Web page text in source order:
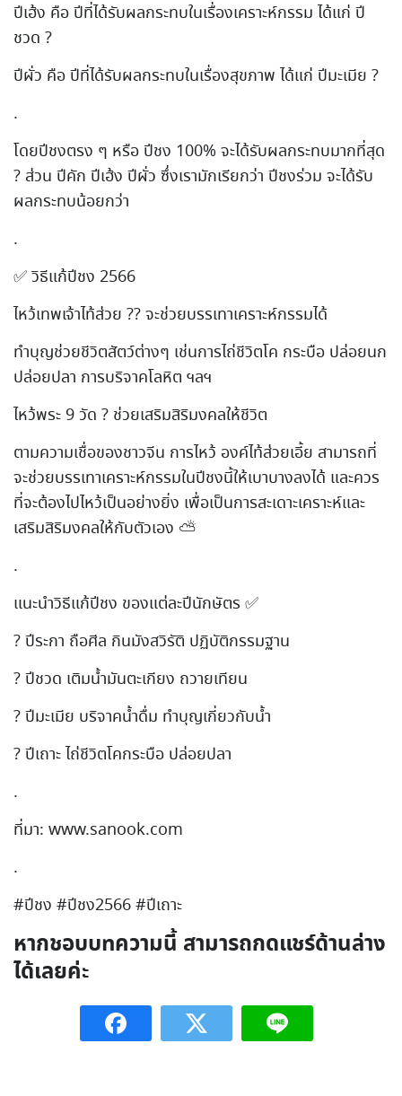
ปีเฮ้ง คือ ปีที่ได้รับผลกระทบในเรื่องเคราะห์กรรม ได้แก่ ปี
ชวด ?
ปีผั่ว คือ ปีที่ได้รับผลกระทบในเรื่องสุขภาพ ได้แก่ ปีมะเมีย ?
.
โดยปีชงตรง ๆ หรือ ปีชง 100% จะได้รับผลกระทบมากที่สุด
? ส่วน ปีคัก ปีเฮ้ง ปีผั่ว ซึ่งเรามักเรียกว่า ปีชงร่วม จะได้รับ
ผลกระทบน้อยกว่า
.
✅ วิธีแก้ปีชง 2566
ไหว้เทพเจ้าไท้ส่วย ?? จะช่วยบรรเทาเคราะห์กรรมได้
ทำบุญช่วยชีวิตสัตว์ต่างๆ เช่นการไถ่ชีวิตโค กระบือ ปล่อยนก
ปล่อยปลา การบริจาคโลหิต ฯลฯ
ไหว้พระ 9 วัด ? ช่วยเสริมสิริมงคลให้ชีวิต
ตามความเชื่อของชาวจีน การไหว้ องค์ไท้ส่วยเอี้ย สามารถที่
จะช่วยบรรเทาเคราะห์กรรมในปีชงนี้ให้เบาบางลงได้ และควร
ที่จะต้องไปไหว้เป็นอย่างยิ่ง เพื่อเป็นการสะเดาะเคราะห์และ
เสริมสิริมงคลให้กับตัวเอง ⛅️
.
แนะนำวิธีแก้ปีชง ของแต่ละปีนักษัตร ✅
? ปีระกา ถือศีล กินมังสวิรัติ ปฏิบัติกรรมฐาน
? ปีชวด เติมน้ำมันตะเกียง ถวายเทียน
? ปีมะเมีย บริจาคน้ำดื่ม ทำบุญเกี่ยวกับน้ำ
? ปีเถาะ ไถ่ชีวิตโคกระบือ ปล่อยปลา
.
ที่มา: www.sanook.com
.
#ปีชง #ปีชง2566 #ปีเถาะ
หากชอบบทความนี้ สามารถกดแชร์ด้านล่าง
ได้เลยค่ะ